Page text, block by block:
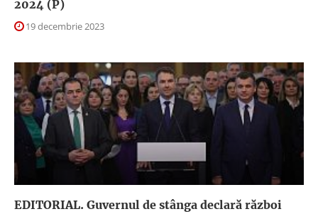
2024 (P)
19 decembrie 2023
EDITORIAL. Guvernul de stânga declară război